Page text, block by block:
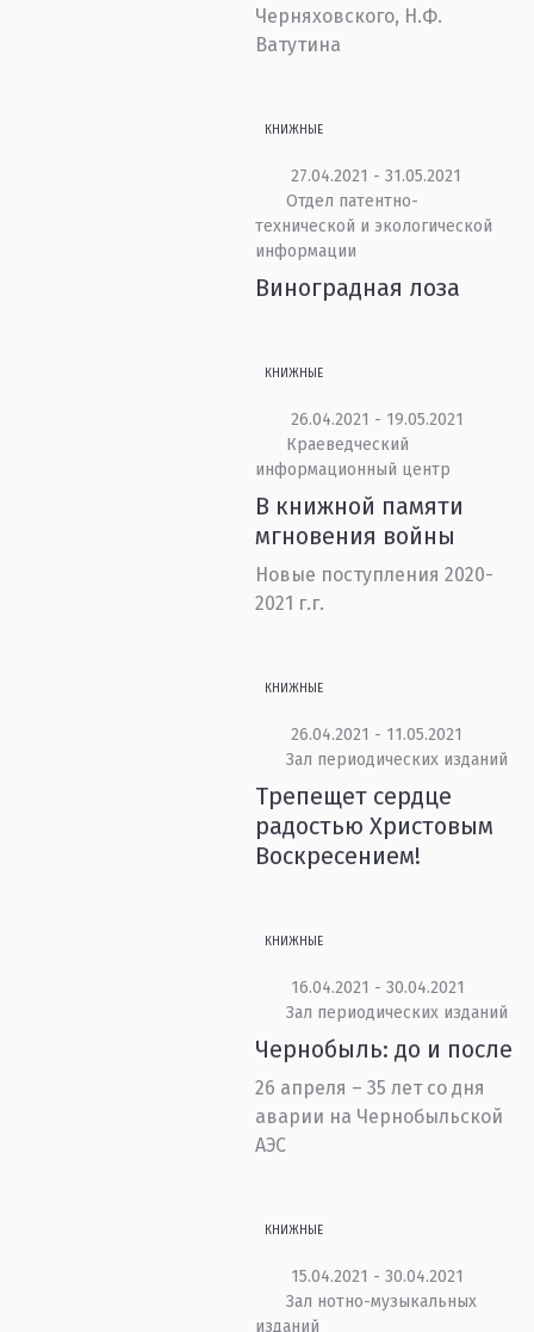
Черняховского, Н.Ф.
Ватутина
КНИЖНЫЕ
27.04.2021 - 31.05.2021
Отдел патентно-
технической и экологической
информации
Виноградная лоза
КНИЖНЫЕ
26.04.2021 - 19.05.2021
Краеведческий
информационный центр
В книжной памяти
мгновения войны
Новые поступления 2020-
2021 г.г.
КНИЖНЫЕ
26.04.2021 - 11.05.2021
Зал периодических изданий
Трепещет сердце
радостью Христовым
Воскресением!
КНИЖНЫЕ
16.04.2021 - 30.04.2021
Зал периодических изданий
Чернобыль: до и после
26 апреля – 35 лет со дня
аварии на Чернобыльской
АЭС
КНИЖНЫЕ
15.04.2021 - 30.04.2021
Зал нотно-музыкальных
изданий